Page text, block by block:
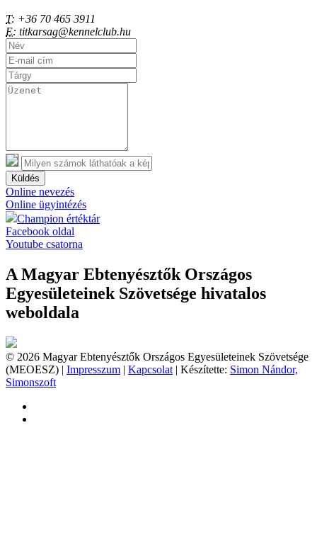
T: +36 70 465 3911
E: titkarsag@kennelclub.hu
Küldés
Online nevezés
Online ügyintézés
Champion értéktár
Facebook oldal
Youtube csatorna
A Magyar Ebtenyésztők Országos
Egyesületeinek Szövetsége hivatalos
weboldala
© 2026 Magyar Ebtenyésztők Országos Egyesületeinek Szövetsége
(MEOESZ) | Impresszum | Kapcsolat | Készítette: Simon Nándor,
Simonszoft